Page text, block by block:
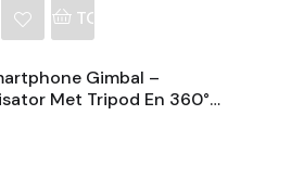
TOEVOEGEN AAN
Gimbal –
Met Tripod En 360°